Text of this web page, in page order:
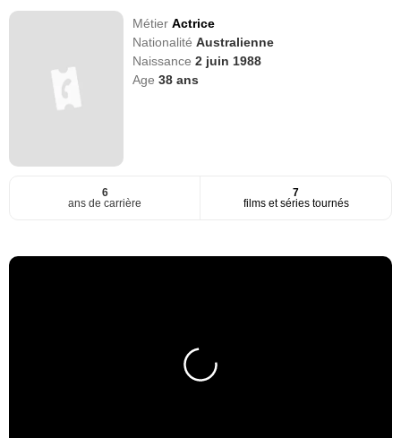
MétierActrice
NationalitéAustralienne
Naissance2 juin 1988
Age38 ans
6
ans de carrière
7
films et séries tournés